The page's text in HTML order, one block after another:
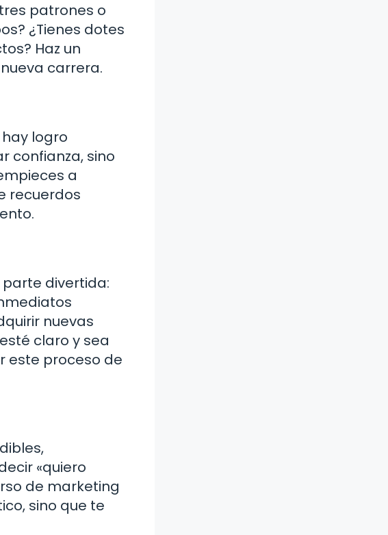
patrones o
¿Tienes dotes
Haz un
carrera.
logro
confianza, sino
a
recuerdos
divertida:
nuevas
claro y sea
este proceso de
«quiero
de marketing
sino que te